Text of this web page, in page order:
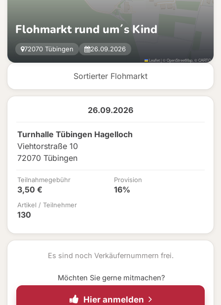
Sortierter Flohmarkt
26.09.2026
Turnhalle Tübingen Hagelloch
Viehtorstraße 10
72070 Tübingen
Teilnahmegebühr
3,50 €
Provision
16%
Artikel / Teilnehmer
130
Es sind noch Verkäufernummern frei.
Möchten Sie gerne mitmachen?
Hier anmelden
Flohmarkt rund um´s Kind
72070 Tübingen 26.09.2026
Leaflet| ©OpenStreetMap , ©CARTO